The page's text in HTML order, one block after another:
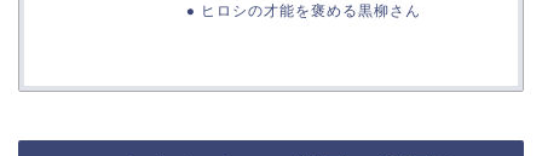
ヒロシの才能を褒める黒柳さん